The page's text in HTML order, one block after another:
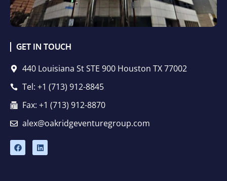
GET IN TOUCH
440 Louisiana St STE 900 Houston TX 77002
Tel: +1 (713) 912-8845
Fax: +1 (713) 912-8870
alex@oakridgeventuregroup.com
F
a
c
L
i
n